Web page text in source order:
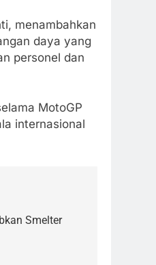
menambahkan
daya yang
personel dan
MotoGP
internasional
Smelter